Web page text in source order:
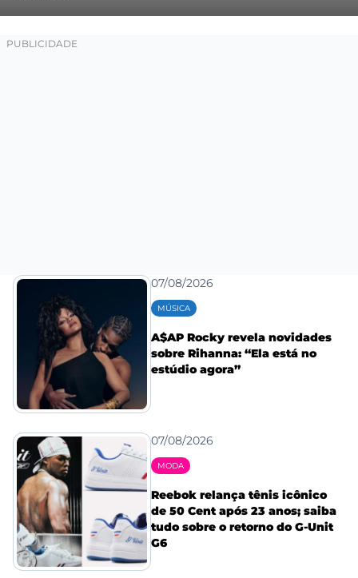
07/08/2026
MÚSICA
A$AP Rocky revela novidades
sobre Rihanna: “Ela está no
estúdio agora”
07/08/2026
MODA
Reebok relança tênis icônico
de 50 Cent após 23 anos; saiba
tudo sobre o retorno do G-Unit
G6